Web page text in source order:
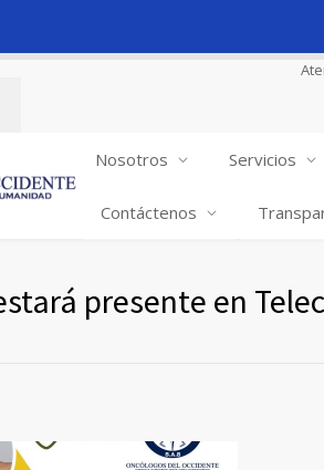
Nosotros Servicios
Contáctenos
presente en